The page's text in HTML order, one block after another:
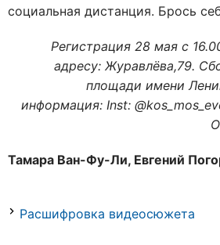
социальная дистанция. Брось
Регистрация 28 мая с
адресу: Журавлёва,79.
площади имени
информация: Inst:
Тамара Ван-Фу-Ли, Евгений
Расшифровка видеосюжета